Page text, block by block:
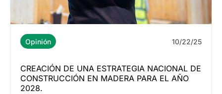
Opinión 10/22/25
CREACIÓN DE UNA ESTRATEGIA NACIONAL DE
CONSTRUCCIÓN EN MADERA PARA EL AÑO
2028.